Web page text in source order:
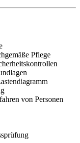
Pflege
von Personen